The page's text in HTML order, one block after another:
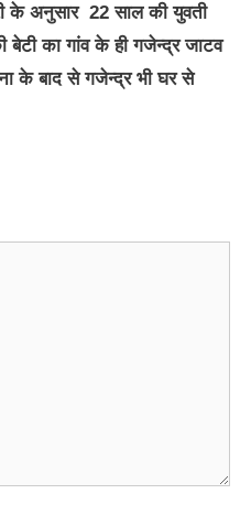
के अनुसार 22 साल की युवती
बेटी का गांव के ही गजेन्द्र जाटव
के बाद से गजेन्द्र भी घर से